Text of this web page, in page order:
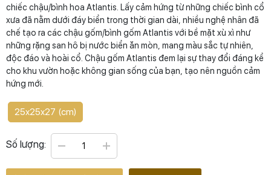
chiếc chậu/bình hoa Atlantis. Lấy cảm hứng từ những chiếc bình cổ
xưa đã nằm dưới đáy biển trong thời gian dài, nhiều nghệ nhân đã
chế tạo ra các chậu gốm/bình gốm Atlantis với bề mặt xù xì như
những rặng san hô bị nước biển ăn mòn, mang màu sắc tự nhiên,
độc đáo và hoài cổ. Chậu gốm Atlantis đem lại sự thay đổi đáng kể
cho khu vườn hoặc không gian sống của bạn, tạo nên nguồn cảm
hứng mới.
25x25x27 (cm)
Số lượng: